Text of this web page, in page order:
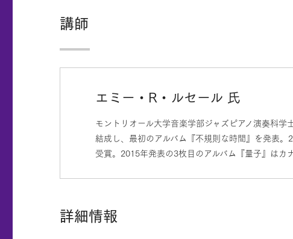
講師
エミー・R・ルセール 氏
モントリオール大学音楽学部ジャズピアノ演奏科
結成し、最初のアルバム『不規則な時間』を発表
受賞。2015年発表の3枚目のアルバム『量子』はカ
詳細情報